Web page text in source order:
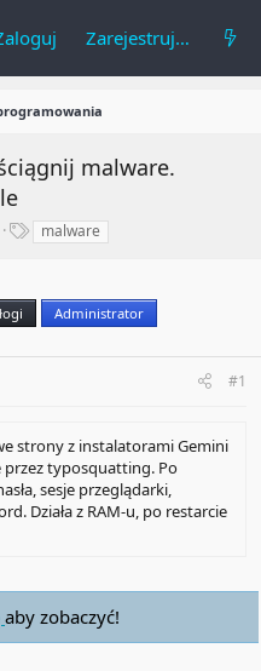
Zarejestruj się
malware.
T
i
malware
Administrator
#1
strony z instalatorami Gemini
przez typosquatting. Po
sesje przeglądarki,
Działa z RAM-u, po restarcie
aby zobaczyć!